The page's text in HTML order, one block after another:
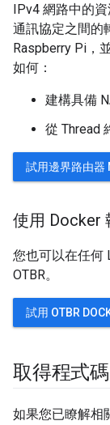
IPv4 網路中的
通訊協定之間的
Raspberry Pi，
如何：
建構具備
從 Thread
試用邊界路由器
使用 Docker
您也可以在任何
OTBR。
試用 OTBR
取得程式碼
如果您已瞭解相